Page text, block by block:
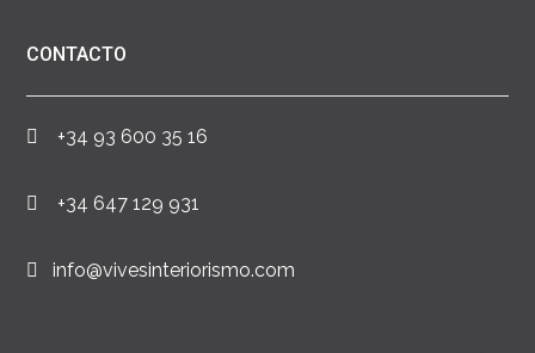
CONTACTO
+34 93 600 35 16
+34 647 129 931
info@vivesinteriorismo.com